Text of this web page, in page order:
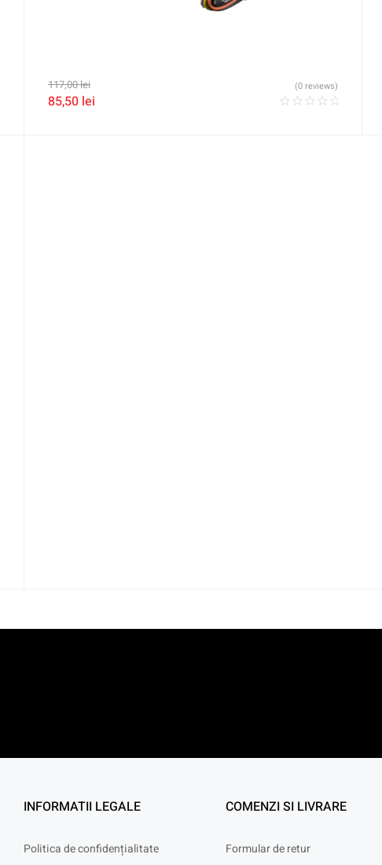
117,00lei
85,50 lei
(0 reviews)
INFORMATII LEGALE
Politica de confidențialitate
COMENZI SI LIVRARE
Formular de retur